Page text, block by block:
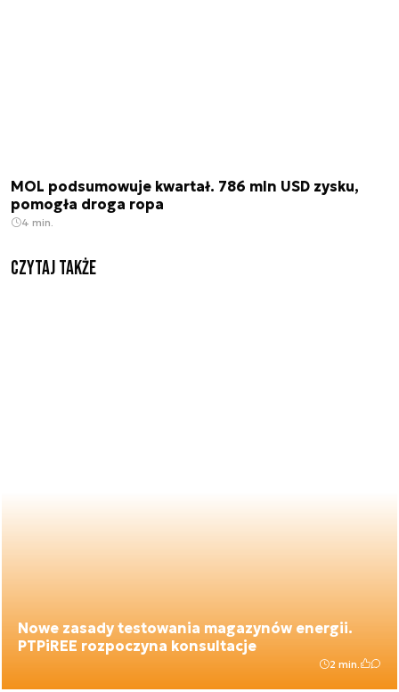
MOL podsumowuje kwartał. 786 mln USD zysku,
pomogła droga ropa
4 min.
Czytaj także
Nowe zasady testowania magazynów energii.
PTPiREE rozpoczyna konsultacje
2 min.